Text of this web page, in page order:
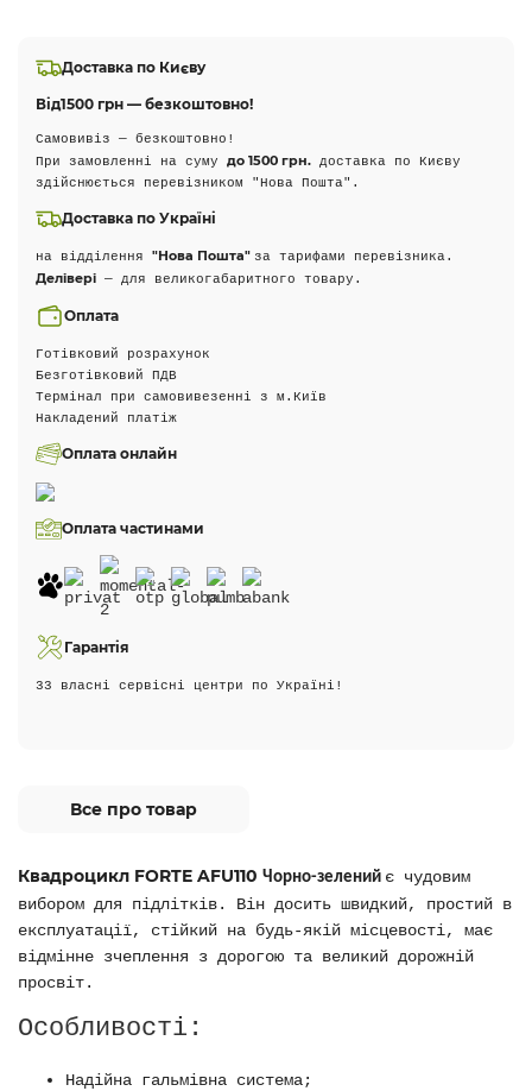
Доставка по Києву
Від1500 грн — безкоштовно!
Самовивіз — безкоштовно!
При замовленні на суму до 1500 грн. доставка по Києву
здійснюється перевізником "Нова Пошта".
Доставка по Україні
на відділення "Нова Пошта" за тарифами перевізника.
Делівері — для великогабаритного товару.
Оплата
Готівковий розрахунок
Безготівковий ПДВ
Термінал при самовивезенні з м.Київ
Накладений платіж
Оплата онлайн
Оплата частинами
Гарантія
33 власні сервісні центри по Україні!
Все про товар
Квадроцикл FORTE AFU110 Чорно-зелений є чудовим
вибором для підлітків. Він досить швидкий, простий в
експлуатації, стійкий на будь-якій місцевості, має
відмінне зчеплення з дорогою та великий дорожній
просвіт.
Особливості:
Надійна гальмівна система;